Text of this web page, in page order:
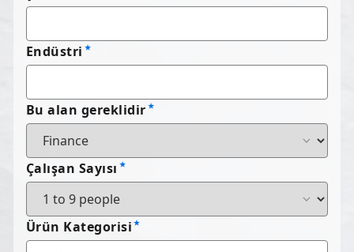
Endüstri
Bu alan gereklidir
Çalışan Sayısı
Ürün Kategorisi